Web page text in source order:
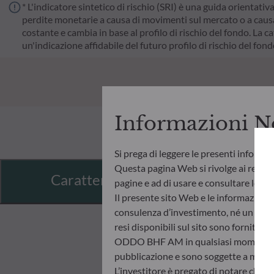
* L'indicatore sintetico di rischio (SRI) è una guida
perdite monetarie a causa di movimenti sul mercato o a
costante e cambia in base al profilo di rischio del fondo. La
un'indicazione affidabile del futuro profilo di rischio del
Caratteristiche
Informazioni
Si prega di leggere le presenti
Questa pagina Web si rivolge ai
pagine e ad di usare e consultare le
Il presente sito Web e le
consulenza d’investimento, né un
resi disponibili sul sito sono fornite
ODDO BHF AM in qualsiasi
pubblicazione e sono soggette a
L’investitore è pregato di notare che